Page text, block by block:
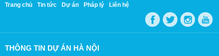
Trang chủ Tin tức Dự án Pháp lý Liên hệ
THÔNG TIN DỰ ÁN HÀ NỘI